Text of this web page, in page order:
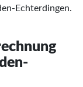
Echterdingen.